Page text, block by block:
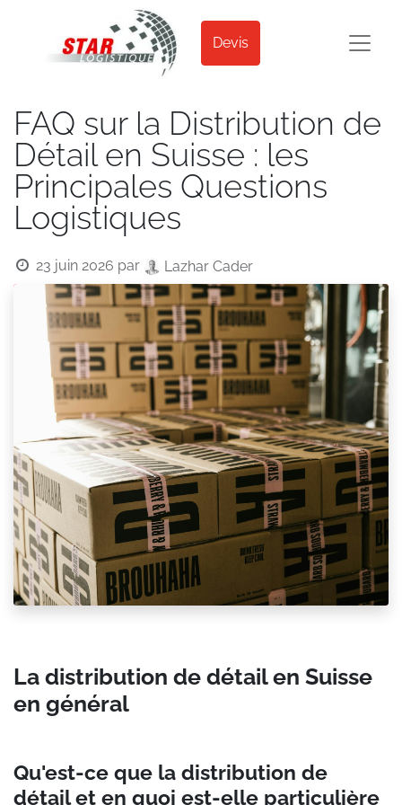
Devis
FAQ sur la Distribution de
Détail en Suisse : les
Principales Questions
Logistiques
23 juin 2026 par Lazhar Cader
La distribution de détail en Suisse
en général
Qu'est-ce que la distribution de
détail et en quoi est-elle particulière